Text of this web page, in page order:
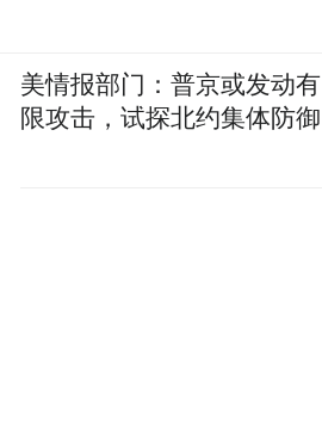
美情报部门：普京或发动有
限攻击，试探北约集体防御